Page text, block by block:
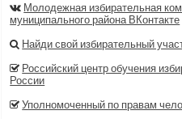
Молодежная избирательная
муниципального района ВКонтакте
Найди свой избирательный
Российский центр обучения
России
Уполномоченный по правам